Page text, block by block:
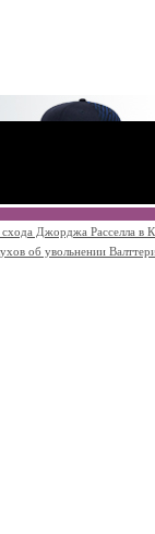
Джорджа Расселла в
об увольнении